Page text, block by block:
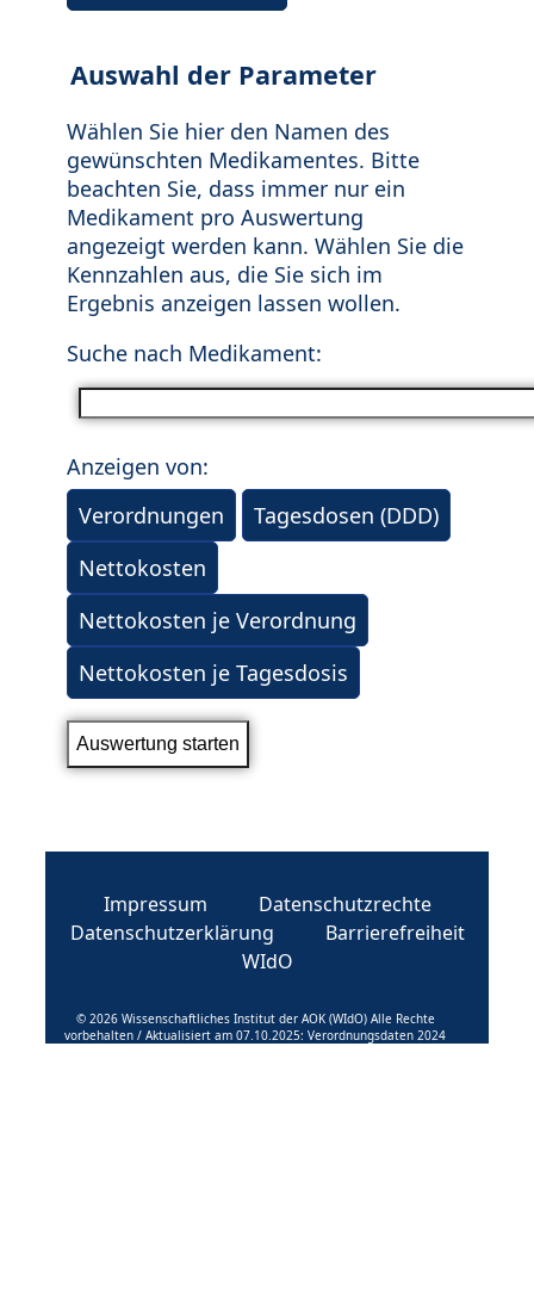
Auswahl der Parameter
Wählen Sie hier den Namen des
gewünschten Medikamentes. Bitte
beachten Sie, dass immer nur ein
Medikament pro Auswertung
angezeigt werden kann. Wählen Sie die
Kennzahlen aus, die Sie sich im
Ergebnis anzeigen lassen wollen.
Suche nach Medikament:
Anzeigen von:
Verordnungen
Tagesdosen (DDD)
Nettokosten
Nettokosten je Verordnung
Nettokosten je Tagesdosis
Impressum
Datenschutzrechte
Datenschutzerklärung
Barrierefreiheit
WIdO
© 2026 Wissenschaftliches Institut der AOK (WIdO) Alle Rechte
vorbehalten / Aktualisiert am 07.10.2025: Verordnungsdaten 2024